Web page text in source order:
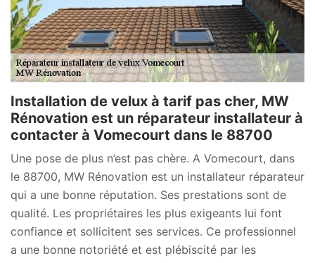
Installation de velux à tarif pas cher, MW
Rénovation est un réparateur installateur à
contacter à Vomecourt dans le 88700
Une pose de plus n’est pas chère. A Vomecourt, dans
le 88700, MW Rénovation est un installateur réparateur
qui a une bonne réputation. Ses prestations sont de
qualité. Les propriétaires les plus exigeants lui font
confiance et sollicitent ses services. Ce professionnel
a une bonne notoriété et est plébiscité par les